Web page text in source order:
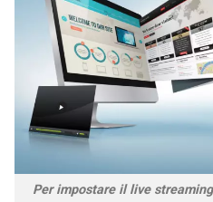
Per impostare il live